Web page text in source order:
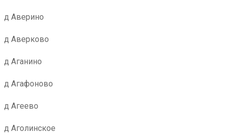
д Аверино
д Аверково
д Аганино
д Агафоново
д Агеево
д Аголинское